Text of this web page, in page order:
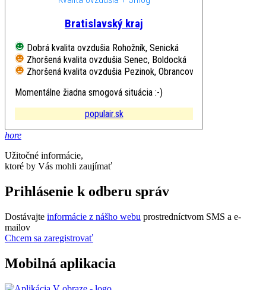
Bratislavský kraj
Dobrá kvalita ovzdušia Rohožník, Senická
Zhoršená kvalita ovzdušia Senec, Boldocká
Zhoršená kvalita ovzdušia Pezinok, Obrancov mieru
Momentálne žiadna smogová situácia :-)
populair.sk
hore
Užitočné informácie,
ktoré by Vás mohli zaujímať
Prihlásenie k odberu správ
Dostávajte informácie z nášho webu prostredníctvom SMS a e-
mailov
Chcem sa zaregistrovať
Mobilná aplikacia